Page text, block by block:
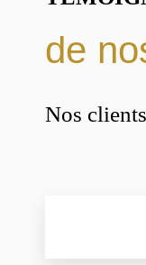
de
Nos